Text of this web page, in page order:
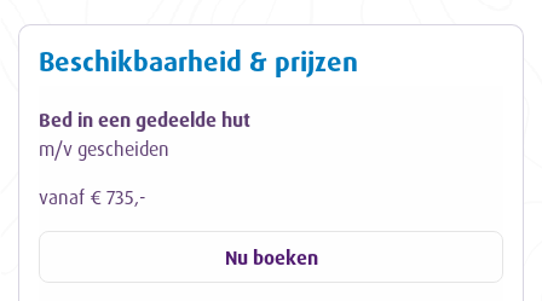
Beschikbaarheid & prijzen
Bed in een gedeelde hut
m/v gescheiden
vanaf € 735,-
Nu boeken